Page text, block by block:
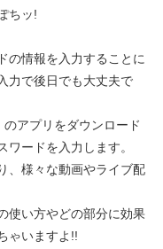
ちッ!
の情報を入力することに
力で後日でも大丈夫で
アプリをダウンロード
ワードを入力します。
、様々な動画やライブ配
使い方やどの部分に効果
ゃいますよ!!